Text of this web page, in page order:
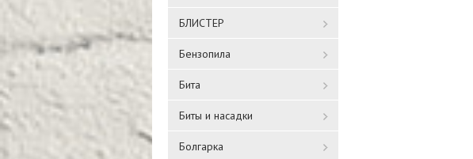
БЛИСТЕР
Бензопила
Бита
Биты и насадки
Болгарка